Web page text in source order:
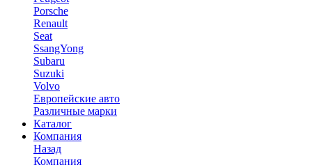
Porsche
Renault
Seat
SsangYong
Subaru
Suzuki
Volvo
Европейские авто
Различные марки
Каталог
Компания
Назад
Компания